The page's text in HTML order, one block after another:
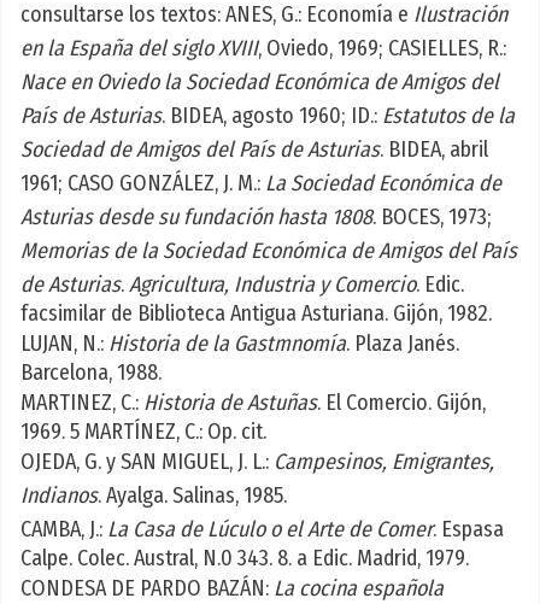
consultarse los textos: ANES, G.: Economía e Ilustración
en la España del siglo XVIII, Oviedo, 1969; CASIELLES, R.:
Nace en Oviedo la Sociedad Económica de Amigos del
País de Asturias. BIDEA, agosto 1960; ID.: Estatutos de la
Sociedad de Amigos del País de Asturias. BIDEA, abril
1961; CASO GONZÁLEZ, J. M.: La Sociedad Económica de
Asturias desde su fundación hasta 1808. BOCES, 1973;
Memorias de la Sociedad Económica de Amigos del País
de Asturias.Agricultura, Industria y Comercio. Edic.
facsimilar de Biblioteca Antigua Asturiana. Gijón, 1982.
LUJAN, N.: Historia de la Gastmnomía. Plaza Janés.
Barcelona, 1988.
MARTINEZ, C.: Historia de Astuñas. El Comercio. Gijón,
1969. 5 MARTÍNEZ, C.: Op. cit.
OJEDA, G. y SAN MIGUEL, J. L.: Campesinos, Emigrantes,
Indianos. Ayalga. Salinas, 1985.
CAMBA, J.: La Casa de Lúculo o el Arte de Comer. Espasa
Calpe. Colec. Austral, N.0 343. 8. a Edic. Madrid, 1979.
CONDESA DE PARDO BAZÁN: La cocina española